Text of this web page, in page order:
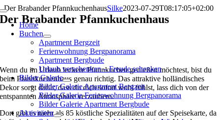
Zum
Inhalt
springen
Toggle
Navigation
Home
Buchen
Apartment Bergzeit
Ferienwohnung Bergpanorama
Apartment Bergbude
Urlaub verschenken – Freude schenken
Bilder Galerie
Bilder Galerie Apartment Bergzeit
Bilder Galerie Ferienwohnung Bergpanorama
Bilder Galerie Apartment Bergbude
Aktivitäten
Der Brabander PfannkuchenhausSilke2023-07-29T08:17:05+02:00
Der Brabander Pfannkuchenhaus
Wenn du im Urlaub leckere Pfannkuchen genießen möchtest, bist du
beim Pfannkuchenhaus genau richtig. Das attraktive holländisches
Dekor sorgt dafür, dass du dich sofort wohl fühlst, lass dich von der
entspannten Atmosphäre verzaubern.
Dort gibt es mehr als 85 köstliche Spezialitäten auf der Speisekarte, da